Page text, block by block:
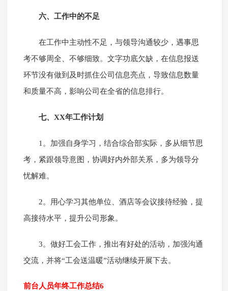
六、工作中的不足
在工作中主动性不足，与领导沟通较少，遇事思
考不够周全、不够细致。文字功底欠缺，在信息报送
环节没有做到及时抓住公司信息亮点，导致信息数量
和质量不高，影响公司在全省的信息排行。
七、XX年工作计划
1。加强自身学习，结合综合部实际，多从细节思
考，紧跟领导意图，协调好内外部关系，多为领导分
忧解难。
2。用心学习其他单位、酒店等会议接待经验，提
高接待水平，提升公司形象。
3。做好工会工作，推出有好处的活动，加强沟通
交流，并将“工会送温暖”活动继续开展下去。
前台人员年终工作总结6